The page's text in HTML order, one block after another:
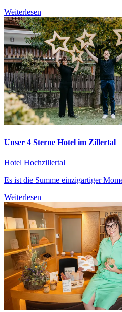
Weiterlesen
Unser 4 Sterne Hotel im Zillertal
Hotel Hochzillertal
Es ist die Summe einzigartiger
Weiterlesen